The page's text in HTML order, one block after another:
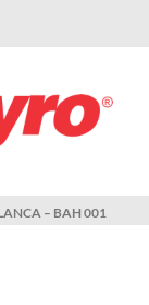
– BAH 001